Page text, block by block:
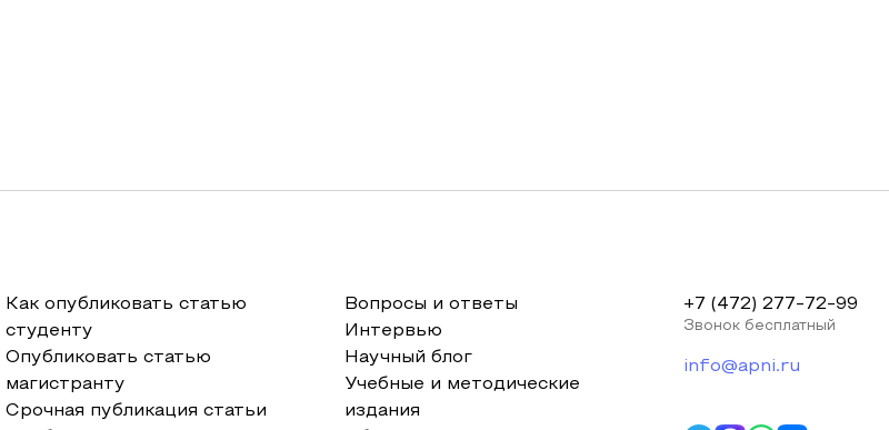
Как опубликовать статью
студенту
Опубликовать статью
магистранту
Срочная публикация статьи
Вопросы и ответы
Интервью
Научный блог
Учебные и методические
издания
+7 (472) 277-72-99
Звонок бесплатный
info@apni.ru